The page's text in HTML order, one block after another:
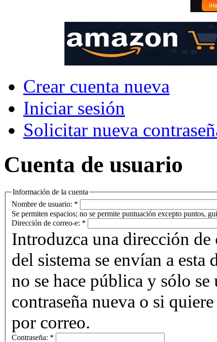
Crear cuenta nueva
Iniciar sesión
Solicitar nueva
Cuenta de usuario
Información de la cuenta
Nombre de usuario: *
Se permiten espacios; no se permite puntuación excepto puntos,
Dirección de correo-e: *
Introduzca una dirección
del sistema se envían a
no se hace pública y sólo
contraseña nueva o si
por correo.
Contraseña: *